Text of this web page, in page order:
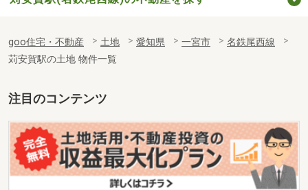
goo住宅・不動産 土地 愛知県 一宮市
名鉄尾西線
苅安賀駅の土地 物件一覧
注目のコンテンツ